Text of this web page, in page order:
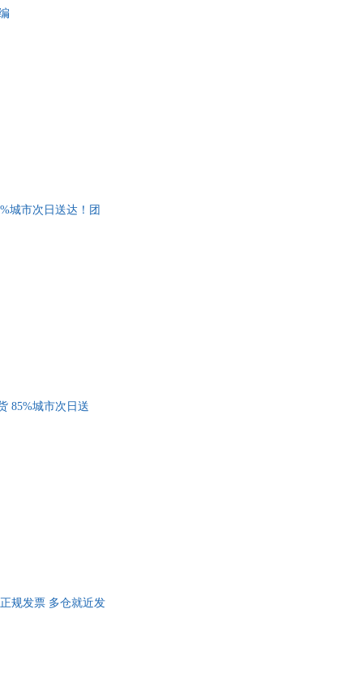
城市次日送达！团
85%城市次日送
规发票 多仓就近发